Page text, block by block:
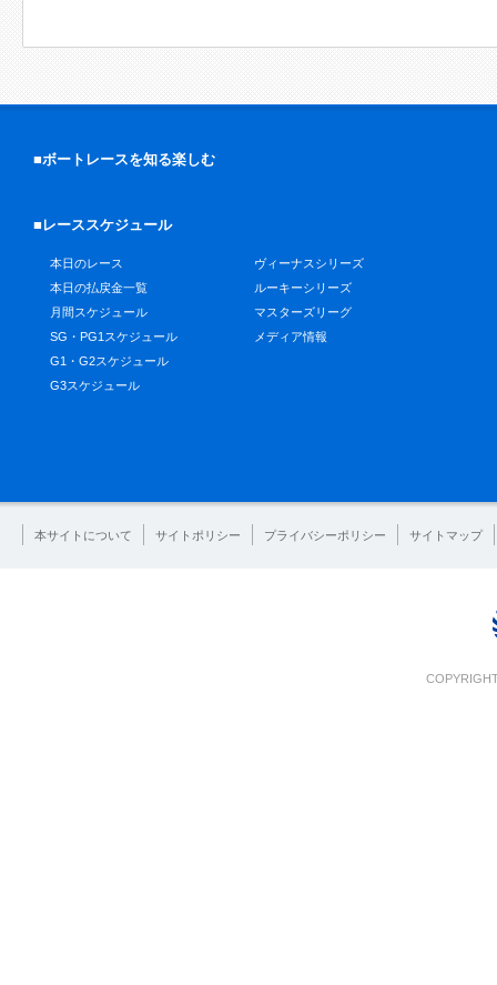
■ボートレースを知る楽しむ
■レーススケジュール
本日のレース
本日の払戻金一覧
月間スケジュール
SG・PG1スケジュール
G1・G2スケジュール
G3スケジュール
ヴィーナスシリーズ
ルーキーシリーズ
マスターズリーグ
メディア情報
本サイトについて サイトポリシー プライバシーポリシー サイトマップ